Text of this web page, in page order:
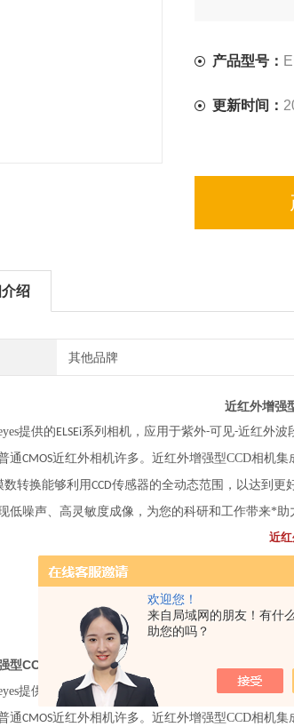
欢迎您！
来自局域网的朋友！有什
助您的吗？
产品型号：
更新时间：
绍
其他品牌
近红外增强
提供的ELSEi系列相机，应用于紫外-可见-近红外波
通CMOS近红外相机许多。近红外增强型CCD相机
数转换能够利用CCD传感器的全动态范围，以达到更
低噪声、高灵敏度成像，为您的科研和工作带来*助
近
型CCD相机（低噪声、高灵敏度）
提供的 ELSEi系列相机，应用于紫外 可见-近红外波
通CMOS近红外相机许多。近红外增强型CCD相机